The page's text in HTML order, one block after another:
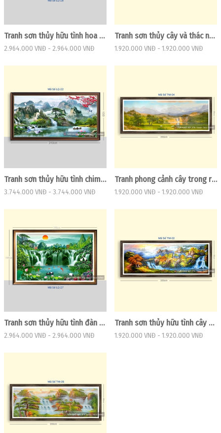
Tranh sơn thủy hữu tình hoa sen và chim hạc
2.964.000 VNĐ - 2.964.000 VNĐ
Tranh sơn thủy cây và thác nước tuyệt đẹp
1.920.000 VNĐ - 1.920.000 VNĐ
Tranh sơn thủy hữu tình chim hạc và thác nước đẹp
3.744.000 VNĐ - 3.744.000 VNĐ
Tranh phong cảnh cây trong rừng và núi
1.920.000 VNĐ - 1.920.000 VNĐ
Tranh sơn thủy hữu tình đàn cá vàng vui vẻ trên sông
2.964.000 VNĐ - 2.964.000 VNĐ
Tranh sơn thủy hữu tình cây núi và thác nước đẹp
1.920.000 VNĐ - 1.920.000 VNĐ